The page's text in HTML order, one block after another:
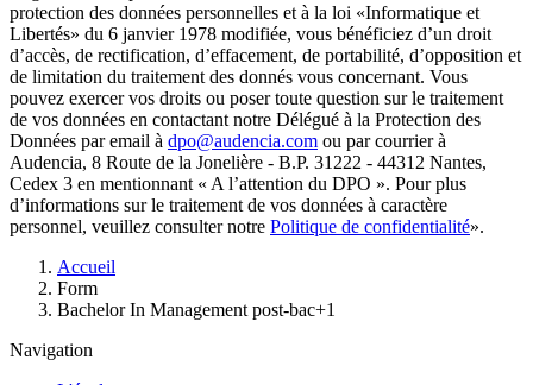
protection des données personnelles et à la loi «Informatique et
Libertés» du 6 janvier 1978 modifiée, vous bénéficiez d’un droit
d’accès, de rectification, d’effacement, de portabilité, d’opposition et
de limitation du traitement des donnés vous concernant. Vous
pouvez exercer vos droits ou poser toute question sur le traitement
de vos données en contactant notre Délégué à la Protection des
Données par email à dpo@audencia.com ou par courrier à
Audencia, 8 Route de la Jonelière - B.P. 31222 - 44312 Nantes,
Cedex 3 en mentionnant « A l’attention du DPO ». Pour plus
d’informations sur le traitement de vos données à caractère
personnel, veuillez consulter notre Politique de confidentialité».
d'Ariane
Accueil
Form
Bachelor In Management post-bac+1
Navigation